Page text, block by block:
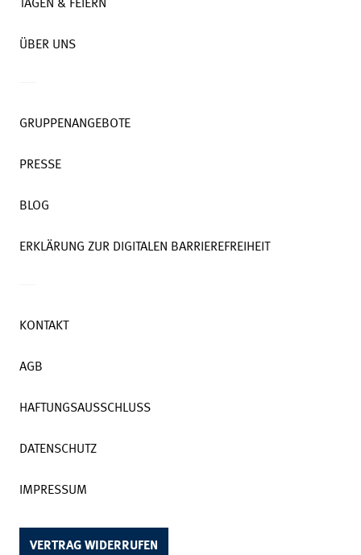
TAGEN & FEIERN
ÜBER UNS
GRUPPENANGEBOTE
PRESSE
BLOG
ERKLÄRUNG ZUR DIGITALEN BARRIEREFREIHEIT
KONTAKT
AGB
HAFTUNGSAUSSCHLUSS
DATENSCHUTZ
IMPRESSUM
VERTRAG WIDERRUFEN